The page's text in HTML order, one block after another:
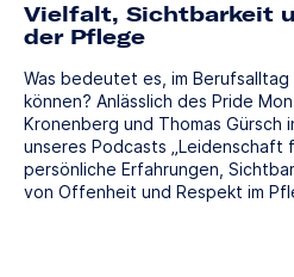
Vielfalt, Sichtbarkeit
der Pflege
Was bedeutet es, im
können? Anlässlich des Pride
Kronenberg und Thomas Gürsch
unseres Podcasts „Leidenschaft
persönliche Erfahrungen,
von Offenheit und Respekt im